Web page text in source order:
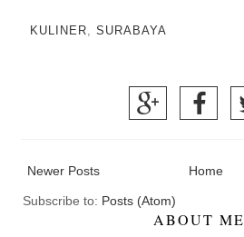
KULINER, SURABAYA
Newer Posts Home
Subscribe to: Posts (Atom)
ABOUT ME